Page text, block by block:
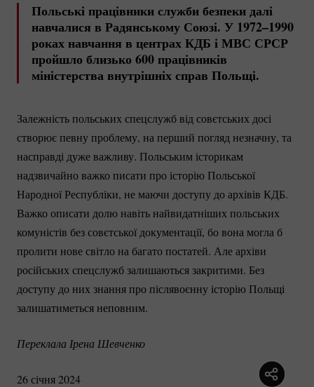
Польські працівники служби безпеки далі
навчалися в Радянському Союзі. У 1972–1990
роках навчання в центрах КДБ і МВС СРСР
пройшло близько 600 працівників
міністерства внутрішніх справ Польщі.
Залежність польських спецслужб від совєтських досі
створює певну проблему, на перший погляд незначну, та
насправді дуже важливу. Польським історикам
надзвичайно важко писати про історію Польської
Народної Республіки, не маючи доступу до архівів КДБ.
Важко описати долю навіть найвидатніших польських
комуністів без совєтської документації, бо вона могла б
пролити нове світло на багато постатей. Але архіви
російських спецслужб залишаються закритими. Без
доступу до них знання про післявоєнну історію Польщі
залишатиметься неповним.
Переклала Ірена Шевченко
26 січня 2024